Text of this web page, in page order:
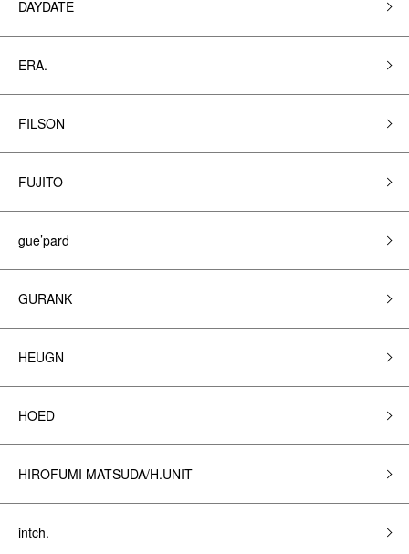
DAYDATE
ERA.
FILSON
FUJITO
gue’pard
GURANK
HEUGN
HOED
HIROFUMI MATSUDA/H.UNIT
intch.